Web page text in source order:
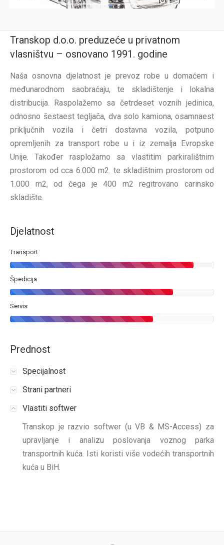
Transkop d.o.o. preduzeće u privatnom
vlasništvu – osnovano 1991. godine
Naša osnovna djelatnost je prevoz robe u domaćem i
međunarodnom saobraćaju, te skladištenje i lokalna
distribucija. Raspolažemo sa četrdeset voznih jedinica,
odnosno šestaest tegljača, dva solo kamiona, osamnaest
priključnih vozila i četri dostavna vozila, potpuno
opremljenih za transport robe u i iz zemalja Evropske
Unije. Također raspložamo sa vlastitim parkiralištnim
prostorom od cca 6.000 m2. te skladištnim prostorom od
1.000 m2, od čega je 400 m2 regitrovano carinsko
skladište.
Djelatnost
Transport
Špedicija
Servis
Prednost
Specijalnost
Strani partneri
Vlastiti softwer
Transkop je razvio softwer (u VB & MS-Access) za
upravljanje i analizu poslovanja voznog parka
transportnih kuća. Isti koristi više vodećih transportnih
kuća u BiH.